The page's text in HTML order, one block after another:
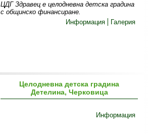
ЦДГ Здравец е целодневна детска градина
с общинско финансиране.
Информация
Галерия
Целодневна детска градина
Детелина, Черковица
Информация